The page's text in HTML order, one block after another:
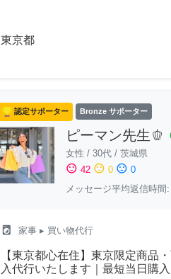
東京都
認定サポーター Bronze サポーター
ピーマン先生🫑
女性 / 30代/ 茨城県
sentiment_satisfied 42 sentiment_neutral 0 sentiment_dissatisfied 0
メッセージ平均返信時間
local_laundry_service 家事▸ 買い物代行
【東京都心在住】東京限定商品
入代行いたします｜最短当日購